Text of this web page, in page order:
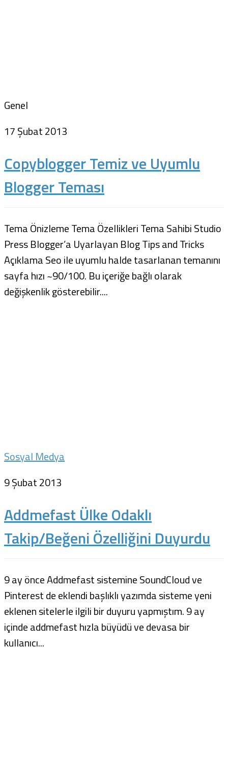
Genel
17 Şubat 2013
Copyblogger Temiz ve Uyumlu
Blogger Teması
Tema Önizleme Tema Özellikleri Tema Sahibi Studio
Press Blogger’a Uyarlayan Blog Tips and Tricks
Açıklama Seo ile uyumlu halde tasarlanan temanını
sayfa hızı ~90/100. Bu içeriğe bağlı olarak
değişkenlik gösterebilir....
Sosyal Medya
9 Şubat 2013
Addmefast Ülke Odaklı
Takip/Beğeni Özelliğini Duyurdu
9 ay önce Addmefast sistemine SoundCloud ve
Pinterest de eklendi başlıklı yazımda sisteme yeni
eklenen sitelerle ilgili bir duyuru yapmıştım. 9 ay
içinde addmefast hızla büyüdü ve devasa bir
kullanıcı...